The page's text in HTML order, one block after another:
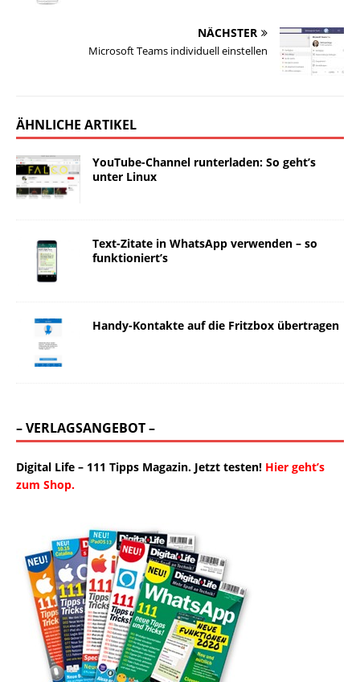
NÄCHSTER
Microsoft Teams individuell einstellen
ÄHNLICHE ARTIKEL
YouTube-Channel runterladen: So geht’s
unter Linux
Text-Zitate in WhatsApp verwenden – so
funktioniert’s
Handy-Kontakte auf die Fritzbox übertragen
– VERLAGSANGEBOT –
Digital Life – 111 Tipps Magazin. Jetzt testen! Hier geht’s
zum Shop.